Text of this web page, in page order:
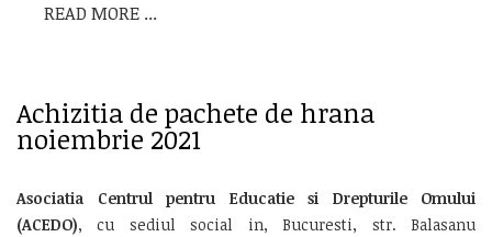
READ MORE ...
Achizitia de pachete de hrana
noiembrie 2021
Asociatia Centrul pentru Educatie si Drepturile Omului
(ACEDO), cu sediul social in, Bucuresti, str. Balasanu